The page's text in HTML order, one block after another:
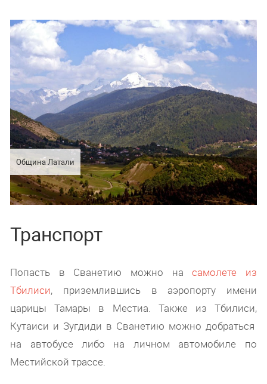
Община Латали
Транспорт
Попасть в Сванетию можно насамолете из
Тбилиси, приземлившись в аэропорту имени
царицы Тамары в Местиа. Также из Тбилиси,
Кутаиси и Зугдиди в Сванетию можно добраться
на автобусе либо на личном автомобиле по
Местийской трассе.